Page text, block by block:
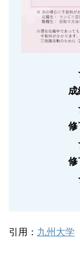
成
修
修
引用： 九州大学